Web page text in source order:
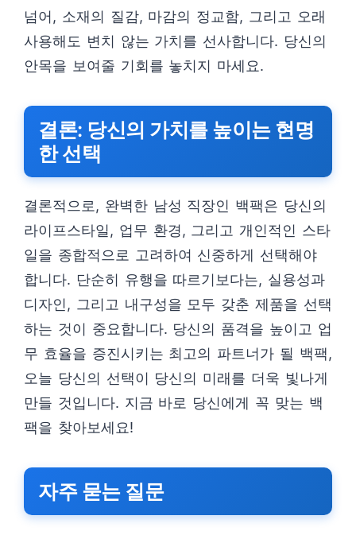
넘어, 소재의 질감, 마감의 정교함, 그리고 오래
사용해도 변치 않는 가치를 선사합니다. 당신의
안목을 보여줄 기회를 놓치지 마세요.
결론: 당신의 가치를 높이는 현명
한 선택
결론적으로, 완벽한 남성 직장인 백팩은 당신의
라이프스타일, 업무 환경, 그리고 개인적인 스타
일을 종합적으로 고려하여 신중하게 선택해야
합니다. 단순히 유행을 따르기보다는, 실용성과
디자인, 그리고 내구성을 모두 갖춘 제품을 선택
하는 것이 중요합니다. 당신의 품격을 높이고 업
무 효율을 증진시키는 최고의 파트너가 될 백팩,
오늘 당신의 선택이 당신의 미래를 더욱 빛나게
만들 것입니다. 지금 바로 당신에게 꼭 맞는 백
팩을 찾아보세요!
자주 묻는 질문